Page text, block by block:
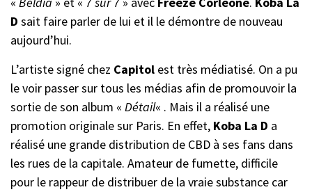
D sait faire parler de lui et il le démontre de nouveau
aujourd’hui.
L’artiste signé chez Capitol est très médiatisé. On a pu
le voir passer sur tous les médias afin de promouvoir la
sortie de son album « Détail« . Mais il a réalisé une
promotion originale sur Paris. En effet, Koba La D a
réalisé une grande distribution de CBD à ses fans dans
les rues de la capitale. Amateur de fumette, difficile
pour le rappeur de distribuer de la vraie substance car